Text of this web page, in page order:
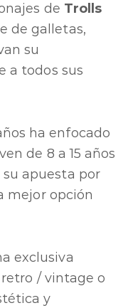
de Trolls
de galletas,
su
a todos sus
ha enfocado
de 8 a 15 años
apuesta por
mejor opción
exclusiva
/ vintage o
y